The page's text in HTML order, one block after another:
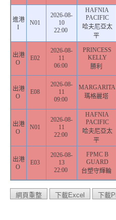
進港
I
N01
2026-08-
10
22:00
HAFNIA
PACIFIC
哈夫尼亞太
平
出港
O
E02
2026-08-
11
06:00
PRINCESS
KELLY
勝利
出港
O
E08
2026-08-
11
09:00
MARGARITA
瑪格麗塔
出港
O
N01
2026-08-
11
22:00
HAFNIA
PACIFIC
哈夫尼亞太
平
出港
O
E03
2026-08-
13
22:00
FPMC B
GUARD
台塑守輝輪